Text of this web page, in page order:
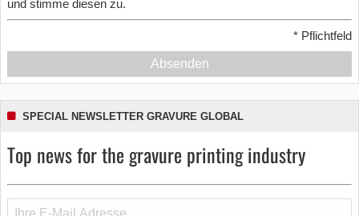
und stimme diesen zu.
* Pflichtfeld
Absenden
SPECIAL NEWSLETTER GRAVURE GLOBAL
Top news for the gravure printing industry